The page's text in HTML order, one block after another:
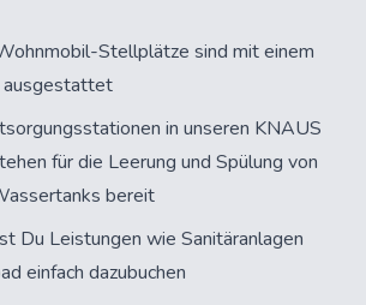
Stellplätze sind mit einem
ausgestattet
in unseren KNAUS
für die Leerung und Spülung von
bereit
Du Leistungen wie Sanitäranlagen
einfach dazubuchen